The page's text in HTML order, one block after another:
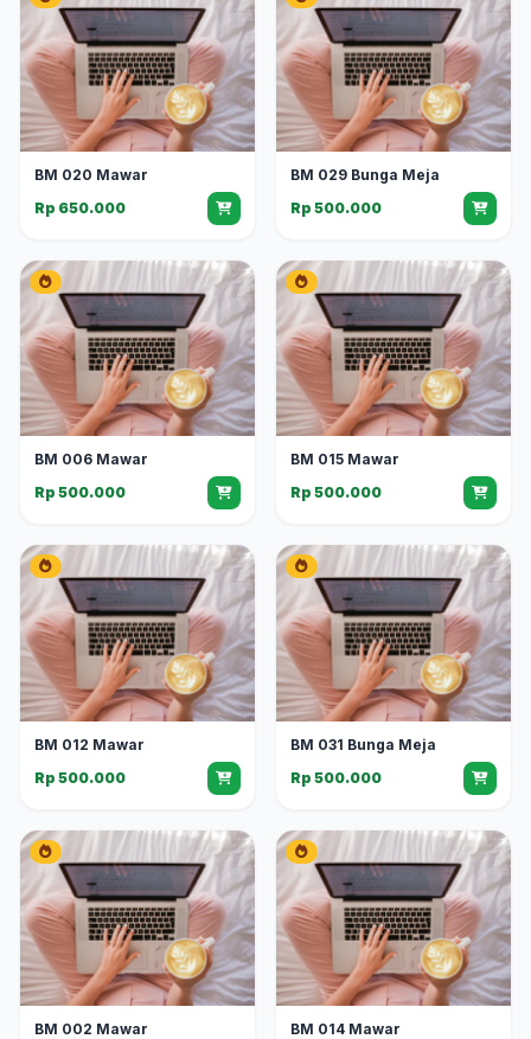
BM 020 Mawar
Rp 650.000
BM 029 Bunga Meja
Rp 500.000
BM 006 Mawar
Rp 500.000
BM 015 Mawar
Rp 500.000
BM 012 Mawar
Rp 500.000
BM 031 Bunga Meja
Rp 500.000
BM 002 Mawar
BM 014 Mawar